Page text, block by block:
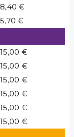
8,40 €
5,70 €
15,00 €
15,00 €
15,00 €
15,00 €
15,00 €
15,00 €